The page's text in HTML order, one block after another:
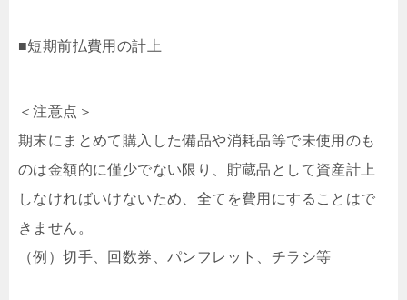
■短期前払費用の計上
＜注意点＞
期末にまとめて購入した備品や消耗品等で未使用のも
のは金額的に僅少でない限り、貯蔵品として資産計上
しなければいけないため、全てを費用にすることはで
きません。
（例）切手、回数券、パンフレット、チラシ等